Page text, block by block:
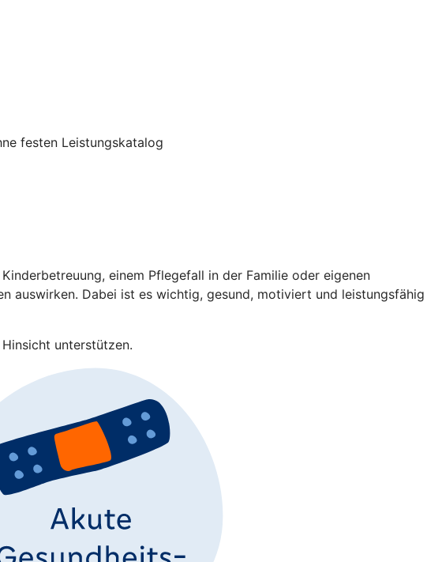
festen Leistungskatalog
einem Pflegefall in der Familie oder eigenen
auswirken. Dabei ist es wichtig, gesund, motiviert und leistungsfähig
unterstützen.